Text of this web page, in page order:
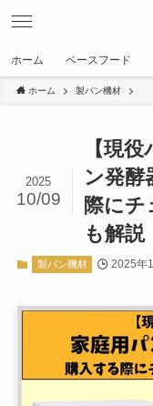
ホーム ベースフード
ホーム 製パン機材
【現
ン発酵
際にチ
も解説
2025
10/09
製パン機材 2025年